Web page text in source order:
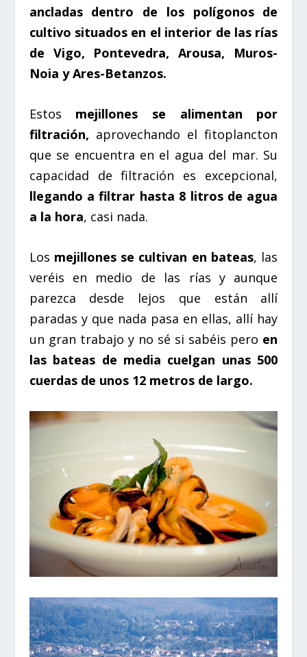
ancladas dentro de los polígonos de
cultivo situados en el interior de las rías
de Vigo, Pontevedra, Arousa, Muros-
Noia y Ares-Betanzos.
Estos mejillones se alimentan por
filtración, aprovechando el fitoplancton
que se encuentra en el agua del mar. Su
capacidad de filtración es excepcional,
llegando a filtrar hasta 8 litros de agua
a la hora, casi nada.
Los mejillones se cultivan en bateas, las
veréis en medio de las rías y aunque
parezca desde lejos que están allí
paradas y que nada pasa en ellas, allí hay
un gran trabajo y no sé si sabéis pero en
las bateas de media cuelgan unas 500
cuerdas de unos 12 metros de largo.